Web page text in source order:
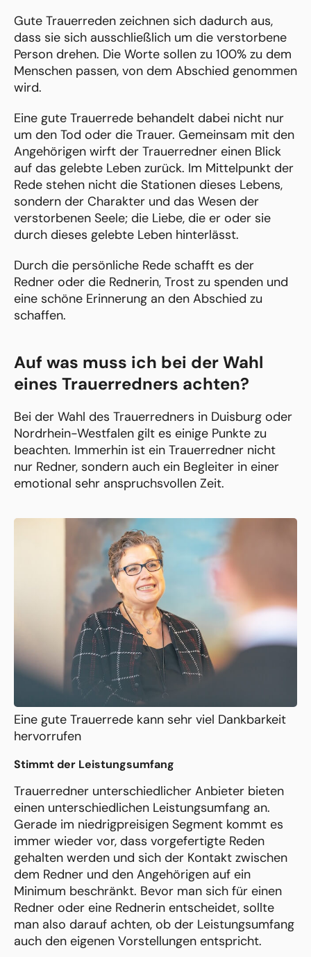
Gute Trauerreden zeichnen sich dadurch aus,
dass sie sich ausschließlich um die verstorbene
Person drehen. Die Worte sollen zu 100% zu dem
Menschen passen, von dem Abschied genommen
wird.
Eine gute Trauerrede behandelt dabei nicht nur
um den Tod oder die Trauer. Gemeinsam mit den
Angehörigen wirft der Trauerredner einen Blick
auf das gelebte Leben zurück. Im Mittelpunkt der
Rede stehen nicht die Stationen dieses Lebens,
sondern der Charakter und das Wesen der
verstorbenen Seele; die Liebe, die er oder sie
durch dieses gelebte Leben hinterlässt.
Durch die persönliche Rede schafft es der
Redner oder die Rednerin, Trost zu spenden und
eine schöne Erinnerung an den Abschied zu
schaffen.
Auf was muss ich bei der Wahl
eines Trauerredners achten?
Bei der Wahl des Trauerredners in Duisburg oder
Nordrhein-Westfalen gilt es einige Punkte zu
beachten. Immerhin ist ein Trauerredner nicht
nur Redner, sondern auch ein Begleiter in einer
emotional sehr anspruchsvollen Zeit.
Eine gute Trauerrede kann sehr viel Dankbarkeit
hervorrufen
Stimmt der Leistungsumfang
Trauerredner unterschiedlicher Anbieter bieten
einen unterschiedlichen Leistungsumfang an.
Gerade im niedrigpreisigen Segment kommt es
immer wieder vor, dass vorgefertigte Reden
gehalten werden und sich der Kontakt zwischen
dem Redner und den Angehörigen auf ein
Minimum beschränkt. Bevor man sich für einen
Redner oder eine Rednerin entscheidet, sollte
man also darauf achten, ob der Leistungsumfang
auch den eigenen Vorstellungen entspricht.